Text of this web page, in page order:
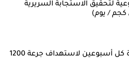
لتحقيق الاستجابة السريرية
300 مجم / يوم وتتم المعايرة كل أسبوعين لاستهداف جرعة 1200